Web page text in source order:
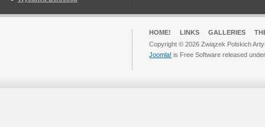
HOME! LINKS GALLERIES
Copyright © 2026 Związek Polskich
Joomla! is Free Software released